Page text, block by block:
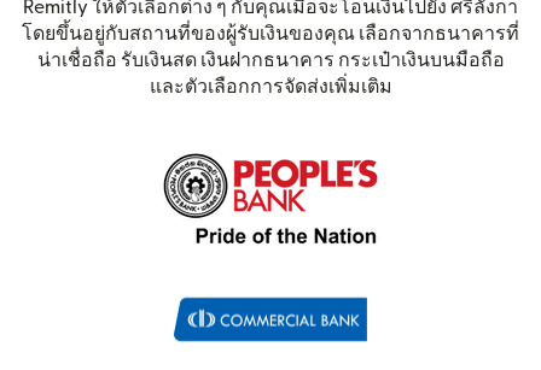
Remitly ให้ตัวเลือกต่าง ๆ กับคุณเมื่อจะโอนเงินไปยัง ศรีลังกา
โดยขึ้นอยู่กับสถานที่ของผู้รับเงินของคุณ เลือกจากธนาคารที่
น่าเชื่อถือ รับเงินสด เงินฝากธนาคาร กระเป๋าเงินบนมือถือ
และตัวเลือกการจัดส่งเพิ่มเติม